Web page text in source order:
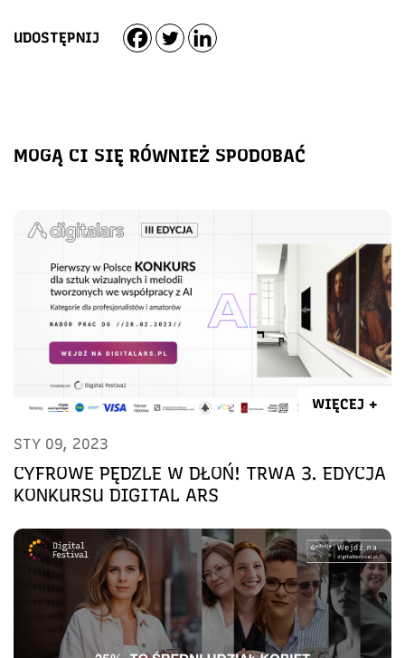
UDOSTĘPNIJ
MOGĄ CI SIĘ RÓWNIEŻ SPODOBAĆ
WIĘCEJ +
STY 09, 2023
CYFROWE PĘDZLE W DŁOŃ! TRWA 3. EDYCJA
KONKURSU DIGITAL ARS